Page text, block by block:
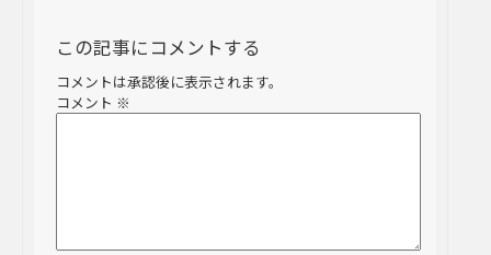
この記事にコメントする
コメントは承認後に表示されます。
コメント ※